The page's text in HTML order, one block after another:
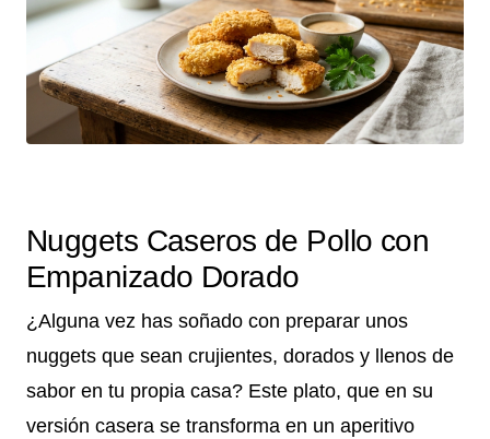
Nuggets Caseros de Pollo con
Empanizado Dorado
¿Alguna vez has soñado con preparar unos
nuggets que sean crujientes, dorados y llenos de
sabor en tu propia casa? Este plato, que en su
versión casera se transforma en un aperitivo